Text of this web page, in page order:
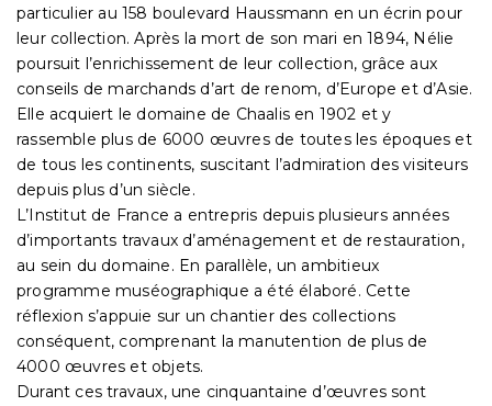
particulier au 158 boulevard Haussmann en un écrin pour
leur collection. Après la mort de son mari en 1894, Nélie
poursuit l’enrichissement de leur collection, grâce aux
conseils de marchands d’art de renom, d’Europe et d’Asie.
Elle acquiert le domaine de Chaalis en 1902 et y
rassemble plus de 6000 œuvres de toutes les époques et
de tous les continents, suscitant l’admiration des visiteurs
depuis plus d’un siècle.
L’Institut de France a entrepris depuis plusieurs années
d’importants travaux d’aménagement et de restauration,
au sein du domaine. En parallèle, un ambitieux
programme muséographique a été élaboré. Cette
réflexion s’appuie sur un chantier des collections
conséquent, comprenant la manutention de plus de
4000 œuvres et objets.
Durant ces travaux, une cinquantaine d’œuvres sont